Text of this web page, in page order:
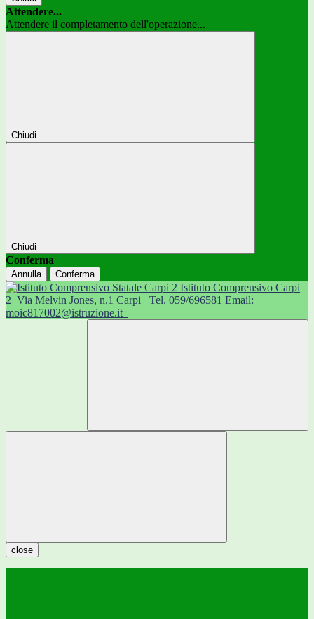
Attendere...
Attendere il completamento dell'operazione...
Chiudi
Chiudi
Conferma
Annulla Conferma
Istituto Comprensivo Carpi
2 Via Melvin Jones, n.1 Carpi
Tel. 059/696581 Email:
moic817002@istruzione.it
close